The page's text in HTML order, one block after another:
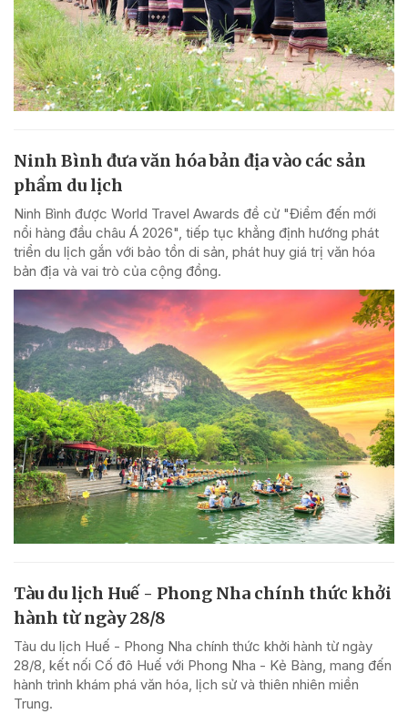
Ninh Bình đưa văn hóa bản địa vào các sản
phẩm du lịch
Ninh Bình được World Travel Awards đề cử "Điểm đến mới
nổi hàng đầu châu Á 2026", tiếp tục khẳng định hướng phát
triển du lịch gắn với bảo tồn di sản, phát huy giá trị văn hóa
bản địa và vai trò của cộng đồng.
Tàu du lịch Huế - Phong Nha chính thức khởi
hành từ ngày 28/8
Tàu du lịch Huế - Phong Nha chính thức khởi hành từ ngày
28/8, kết nối Cố đô Huế với Phong Nha - Kẻ Bàng, mang đến
hành trình khám phá văn hóa, lịch sử và thiên nhiên miền
Trung.